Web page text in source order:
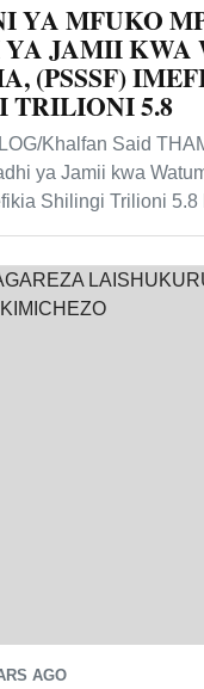
YA MFUKO
JAMII KWA
(PSSSF)
TRILIONI 5.8
Khalfan Said
ya Jamii kwa
Shilingi Trilioni
AGO